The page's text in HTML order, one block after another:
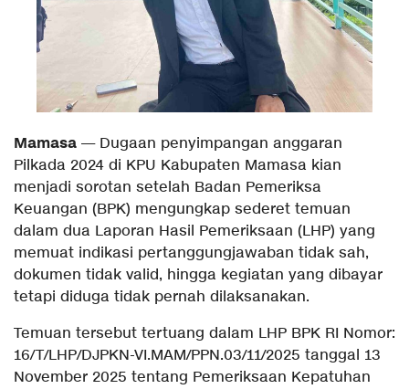
Mamasa — Dugaan penyimpangan anggaran
Pilkada 2024 di KPU Kabupaten Mamasa kian
menjadi sorotan setelah Badan Pemeriksa
Keuangan (BPK) mengungkap sederet temuan
dalam dua Laporan Hasil Pemeriksaan (LHP) yang
memuat indikasi pertanggungjawaban tidak sah,
dokumen tidak valid, hingga kegiatan yang dibayar
tetapi diduga tidak pernah dilaksanakan.
Temuan tersebut tertuang dalam LHP BPK RI Nomor:
16/T/LHP/DJPKN-VI.MAM/PPN.03/11/2025 tanggal 13
November 2025 tentang Pemeriksaan Kepatuhan